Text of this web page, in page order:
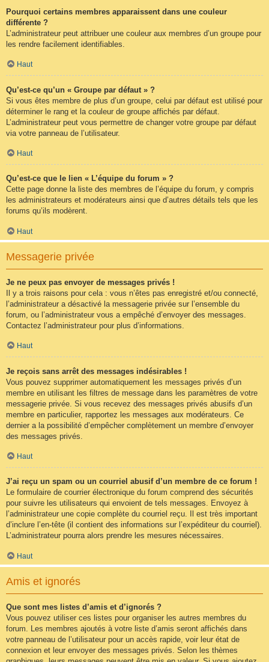
Pourquoi certains membres apparaissent dans une couleur
différente ?
L’administrateur peut attribuer une couleur aux membres d’un groupe pour
les rendre facilement identifiables.
Haut
Qu’est-ce qu’un « Groupe par défaut » ?
Si vous êtes membre de plus d’un groupe, celui par défaut est utilisé pour
déterminer le rang et la couleur de groupe affichés par défaut.
L’administrateur peut vous permettre de changer votre groupe par défaut
via votre panneau de l’utilisateur.
Haut
Qu’est-ce que le lien « L’équipe du forum » ?
Cette page donne la liste des membres de l’équipe du forum, y compris
les administrateurs et modérateurs ainsi que d’autres détails tels que les
forums qu’ils modèrent.
Haut
Messagerie privée
Je ne peux pas envoyer de messages privés !
Il y a trois raisons pour cela : vous n’êtes pas enregistré et/ou connecté,
l’administrateur a désactivé la messagerie privée sur l’ensemble du
forum, ou l’administrateur vous a empêché d’envoyer des messages.
Contactez l’administrateur pour plus d’informations.
Haut
Je reçois sans arrêt des messages indésirables !
Vous pouvez supprimer automatiquement les messages privés d’un
membre en utilisant les filtres de message dans les paramètres de votre
messagerie privée. Si vous recevez des messages privés abusifs d’un
membre en particulier, rapportez les messages aux modérateurs. Ce
dernier a la possibilité d’empêcher complètement un membre d’envoyer
des messages privés.
Haut
J’ai reçu un spam ou un courriel abusif d’un membre de ce forum !
Le formulaire de courrier électronique du forum comprend des sécurités
pour suivre les utilisateurs qui envoient de tels messages. Envoyez à
l’administrateur une copie complète du courriel reçu. Il est très important
d’inclure l’en-tête (il contient des informations sur l’expéditeur du courriel).
L’administrateur pourra alors prendre les mesures nécessaires.
Haut
Amis et ignorés
Que sont mes listes d’amis et d’ignorés ?
Vous pouvez utiliser ces listes pour organiser les autres membres du
forum. Les membres ajoutés à votre liste d’amis seront affichés dans
votre panneau de l’utilisateur pour un accès rapide, voir leur état de
connexion et leur envoyer des messages privés. Selon les thèmes